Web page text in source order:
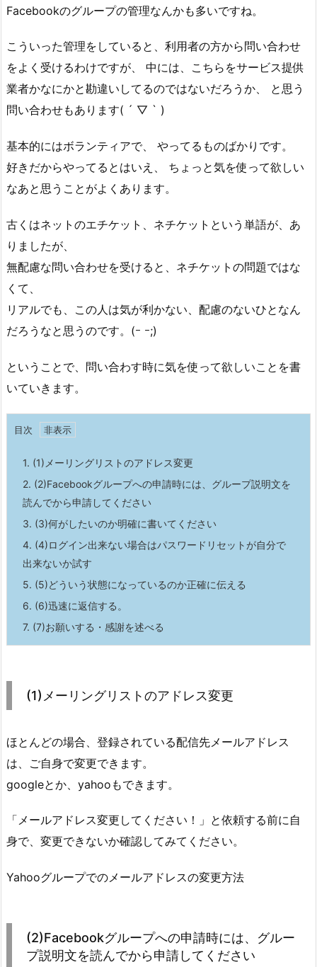
Facebookのグループの管理なんかも多いですね。
こういった管理をしていると、利用者の方から問い合わせ
をよく受けるわけですが、 中には、こちらをサービス提供
業者かなにかと勘違いしてるのではないだろうか、 と思う
問い合わせもあります( ´ ▽ ` )
基本的にはボランティアで、 やってるものばかりです。
好きだからやってるとはいえ、 ちょっと気を使って欲しい
なあと思うことがよくあります。
古くはネットのエチケット、ネチケットという単語が、あ
りましたが、
無配慮な問い合わせを受けると、ネチケットの問題ではな
くて、
リアルでも、この人は気が利かない、配慮のないひとなん
だろうなと思うのです。(ｰ ｰ;)
ということで、問い合わす時に気を使って欲しいことを書
いていきます。
目次
1. (1)メーリングリストのアドレス変更
2. (2)Facebookグループへの申請時には、グループ説明文を
読んでから申請してください
3. (3)何がしたいのか明確に書いてください
4. (4)ログイン出来ない場合はパスワードリセットが自分で
出来ないか試す
5. (5)どういう状態になっているのか正確に伝える
6. (6)迅速に返信する。
7. (7)お願いする・感謝を述べる
(1)メーリングリストのアドレス変更
ほとんどの場合、登録されている配信先メールアドレス
は、ご自身で変更できます。
googleとか、yahooもできます。
「メールアドレス変更してください！」と依頼する前に自
身で、変更できないか確認してみてください。
Yahooグループでのメールアドレスの変更方法
(2)Facebookグループへの申請時には、グルー
プ説明文を読んでから申請してください